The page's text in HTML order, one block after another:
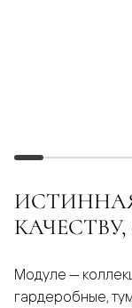
Модуле —
гардеробные,